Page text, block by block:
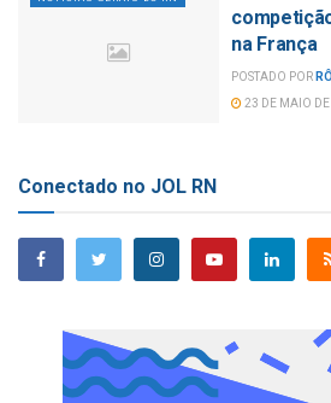
na França
POSTADO POR
23 DE MAIO
Conectado no JOL RN